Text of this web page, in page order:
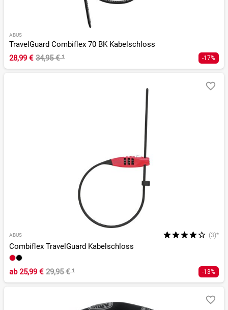
ABUS
TravelGuard Combiflex 70 BK Kabelschloss
28,99 € 34,95 €¹ -17%
ABUS (3)*
Combiflex TravelGuard Kabelschloss
ab25,99 € 29,95 €¹ -13%